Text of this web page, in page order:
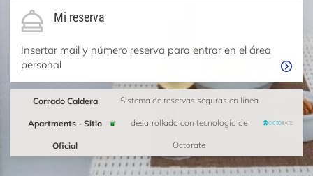
Mi reserva
Insertar mail y número reserva para entrar en el área
personal
Corrado Caldera
Apartments - Sitio
Oficial
Sistema de reservas seguras en linea
desarrollado con tecnología de
Octorate